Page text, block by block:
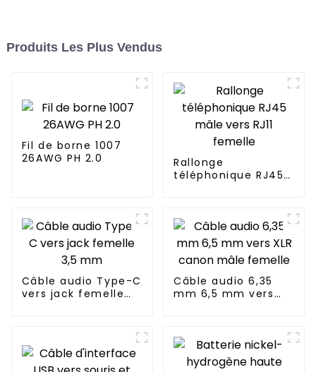
Produits Les Plus Vendus
Fil de borne 1007
26AWG PH 2.0
Rallonge
téléphonique RJ45
Câble audio Type-C
vers jack femelle
Câble audio 6,35
mm 6,5 mm vers